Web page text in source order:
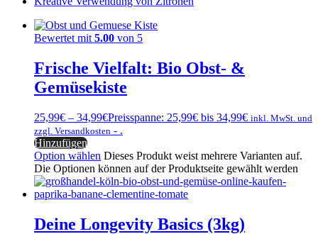
Bewertet mit 5.00 von 5
Frische Vielfalt: Bio Obst- &
Gemüsekiste
25,99€ – 34,99€Preisspanne: 25,99€ bis 34,99€ inkl. MwSt. und
zzgl. Versandkosten - .
Hinzufügen
Option wählen Dieses Produkt weist mehrere Varianten auf.
Die Optionen können auf der Produktseite gewählt werden
Deine Longevity Basics (3kg)